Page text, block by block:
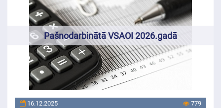
Pašnodarbinātā VSAOI 2026.gadā
16.12.2025 779